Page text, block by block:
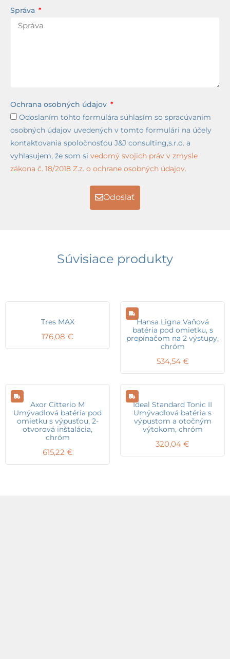
Správa
Ochrana osobných údajov
Odoslaním tohto formulára súhlasím so spracúvaním
osobných údajov uvedených v tomto formulári na účely
kontaktovania spoločnosťou J&J consulting,s.r.o. a
vyhlasujem, že som si vedomý svojich práv v zmysle
zákona č. 18/2018 Z.z. o ochrane osobných údajov.
Odoslať
Súvisiace produkty
Tres MAX
176,08 €
Hansa Ligna Vaňová
batéria pod omietku, s
prepínačom na 2 výstupy,
chróm
534,54 €
Axor Citterio M
Umývadlová batéria pod
omietku s výpusťou, 2-
otvorová inštalácia,
chróm
615,22 €
Ideal Standard Tonic II
Umývadlová batéria s
výpustom a otočným
výtokom, chróm
320,04 €